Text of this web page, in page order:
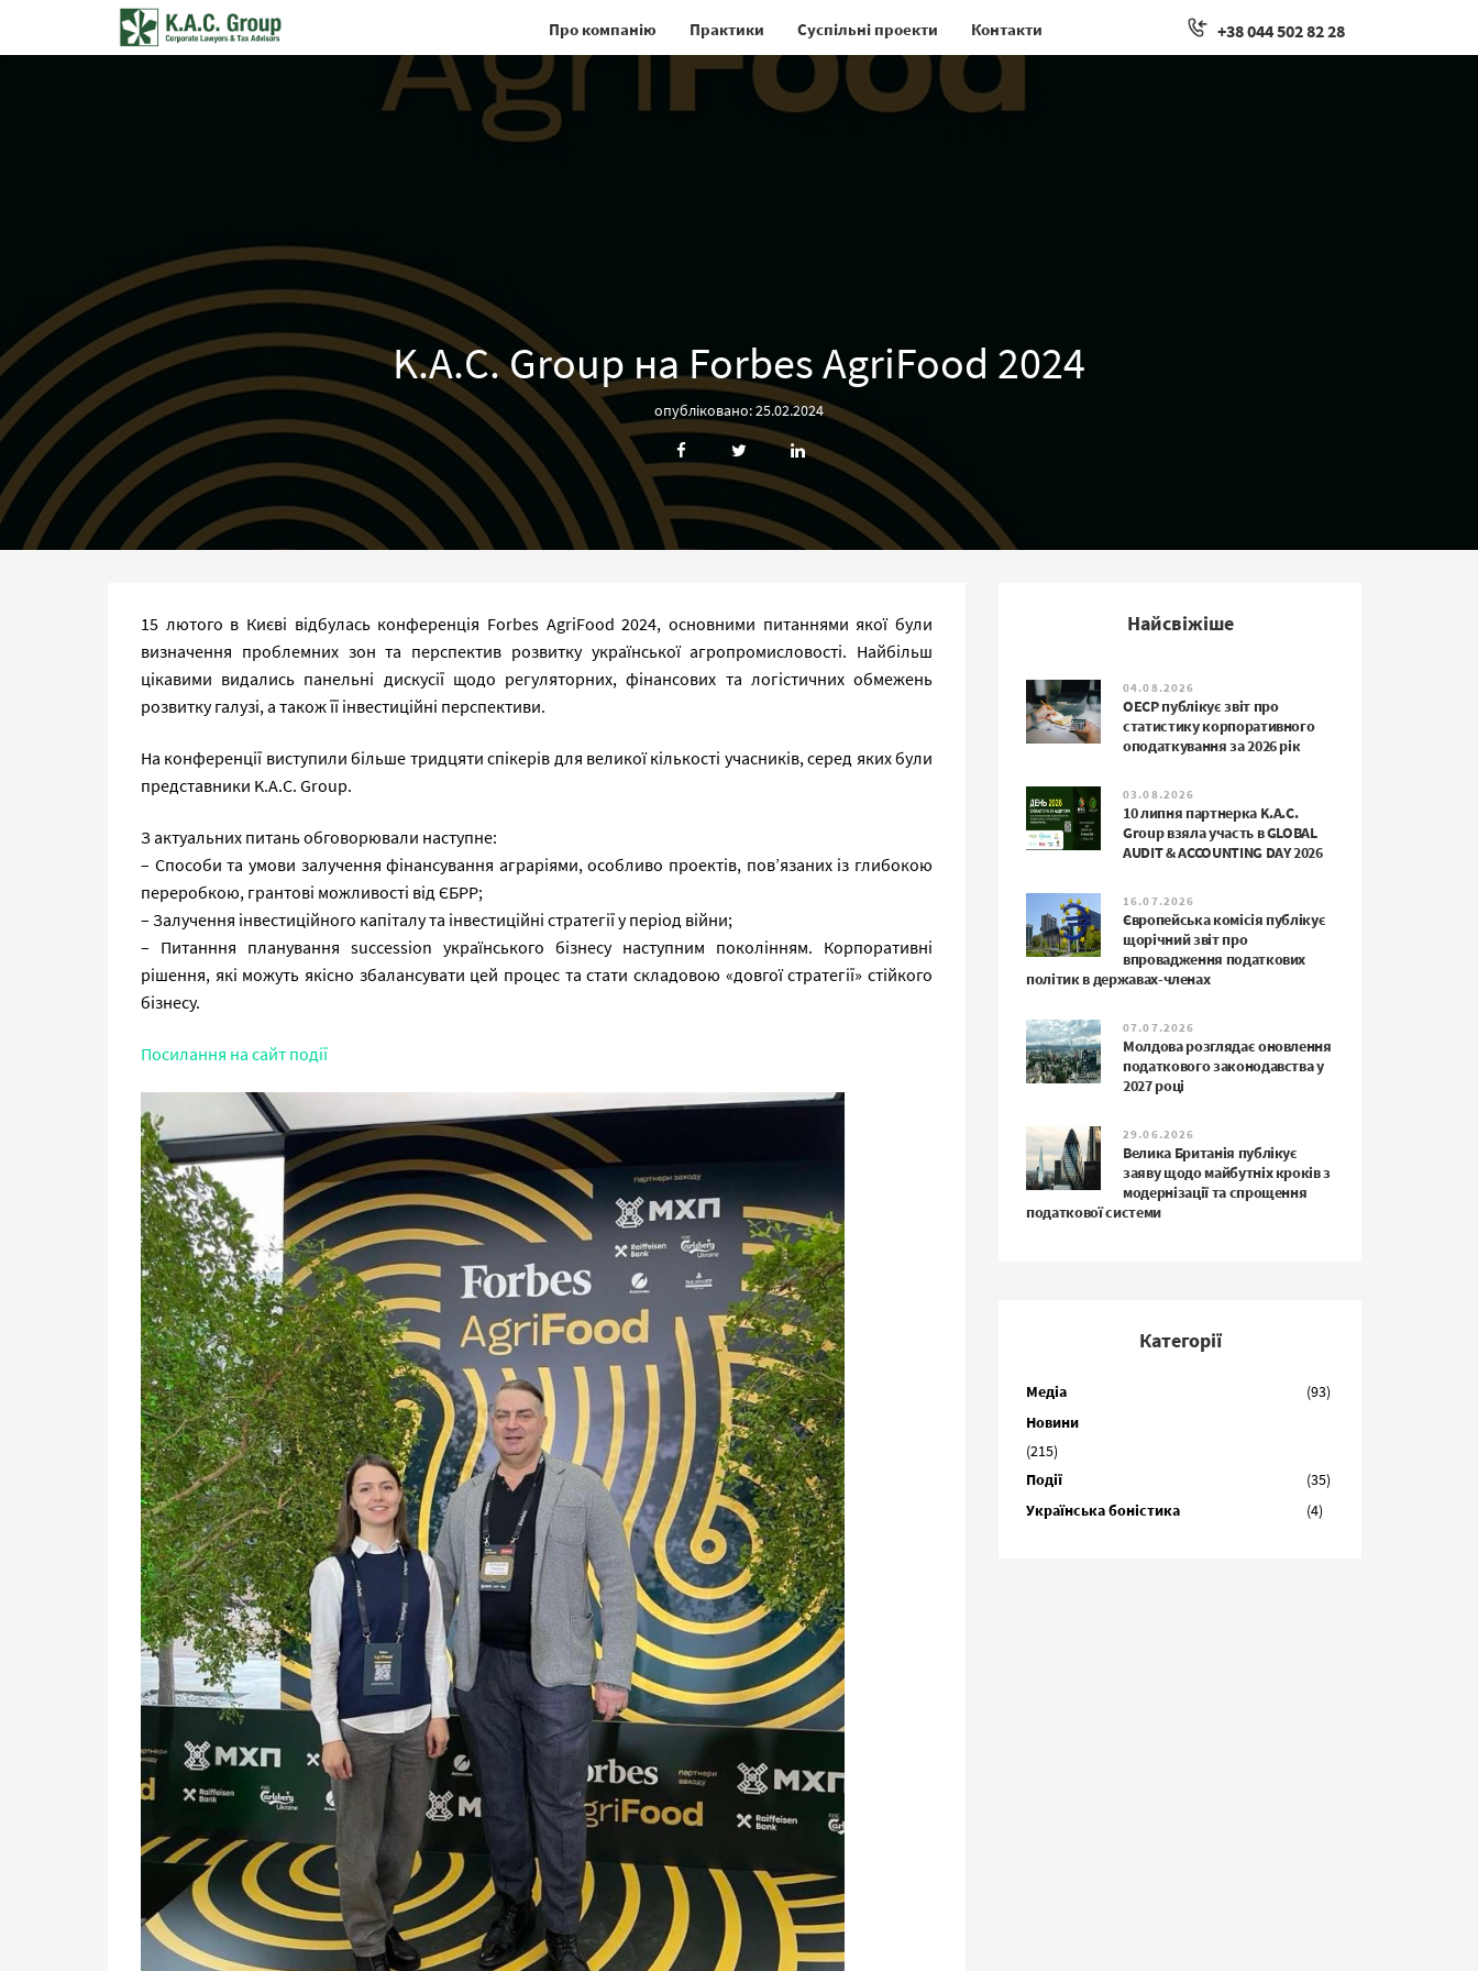
+38 044 502 82 28
Про компанію Практики Суспільні проекти Контакти
K.A.C. Group на Forbes AgriFood 2024
опубліковано: 25.02.2024
15 лютого в Києві відбулась конференція Forbes AgriFood 2024, основними питаннями якої були
визначення проблемних зон та перспектив розвитку української агропромисловості. Найбільш
цікавими видались панельні дискусії щодо регуляторних, фінансових та логістичних обмежень
розвитку галузі, а також її інвестиційні перспективи.
На конференції виступили більше тридцяти спікерів для великої кількості учасників, серед яких були
представники K.A.C. Group.
З актуальних питань обговорювали наступне:
– Способи та умови залучення фінансування аграріями, особливо проектів, повʼязаних із глибокою
переробкою, грантові можливості від ЄБРР;
– Залучення інвестиційного капіталу та інвестиційні стратегії у період війни;
– Питанння планування succession українського бізнесу наступним поколінням. Корпоративні
рішення, які можуть якісно збалансувати цей процес та стати складовою «довгої стратегії» стійкого
бізнесу.
Посилання на сайт події
Найсвіжіше
04.08.2026
ОЕСР публікує звіт про
статистику корпоративного
оподаткування за 2026 рік
03.08.2026
10 липня партнерка K.A.C.
Group взяла участь в GLOBAL
AUDIT & ACCOUNTING DAY 2026
16.07.2026
Європейська комісія публікує
щорічний звіт про
впровадження податкових
політик в державах-членах
07.07.2026
Молдова розглядає оновлення
податкового законодавства у
2027 році
29.06.2026
Велика Британія публікує
заяву щодо майбутніх кроків з
модернізації та спрощення
податкової системи
Категорії
Медіа
(93)
Новини
(215)
Події
(35)
Українська боністика
(4)